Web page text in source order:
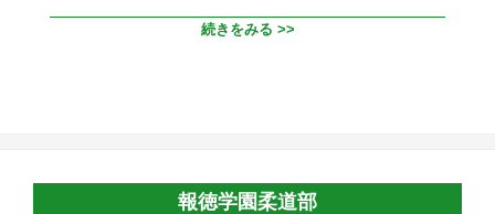
続きをみる >>
報徳学園柔道部